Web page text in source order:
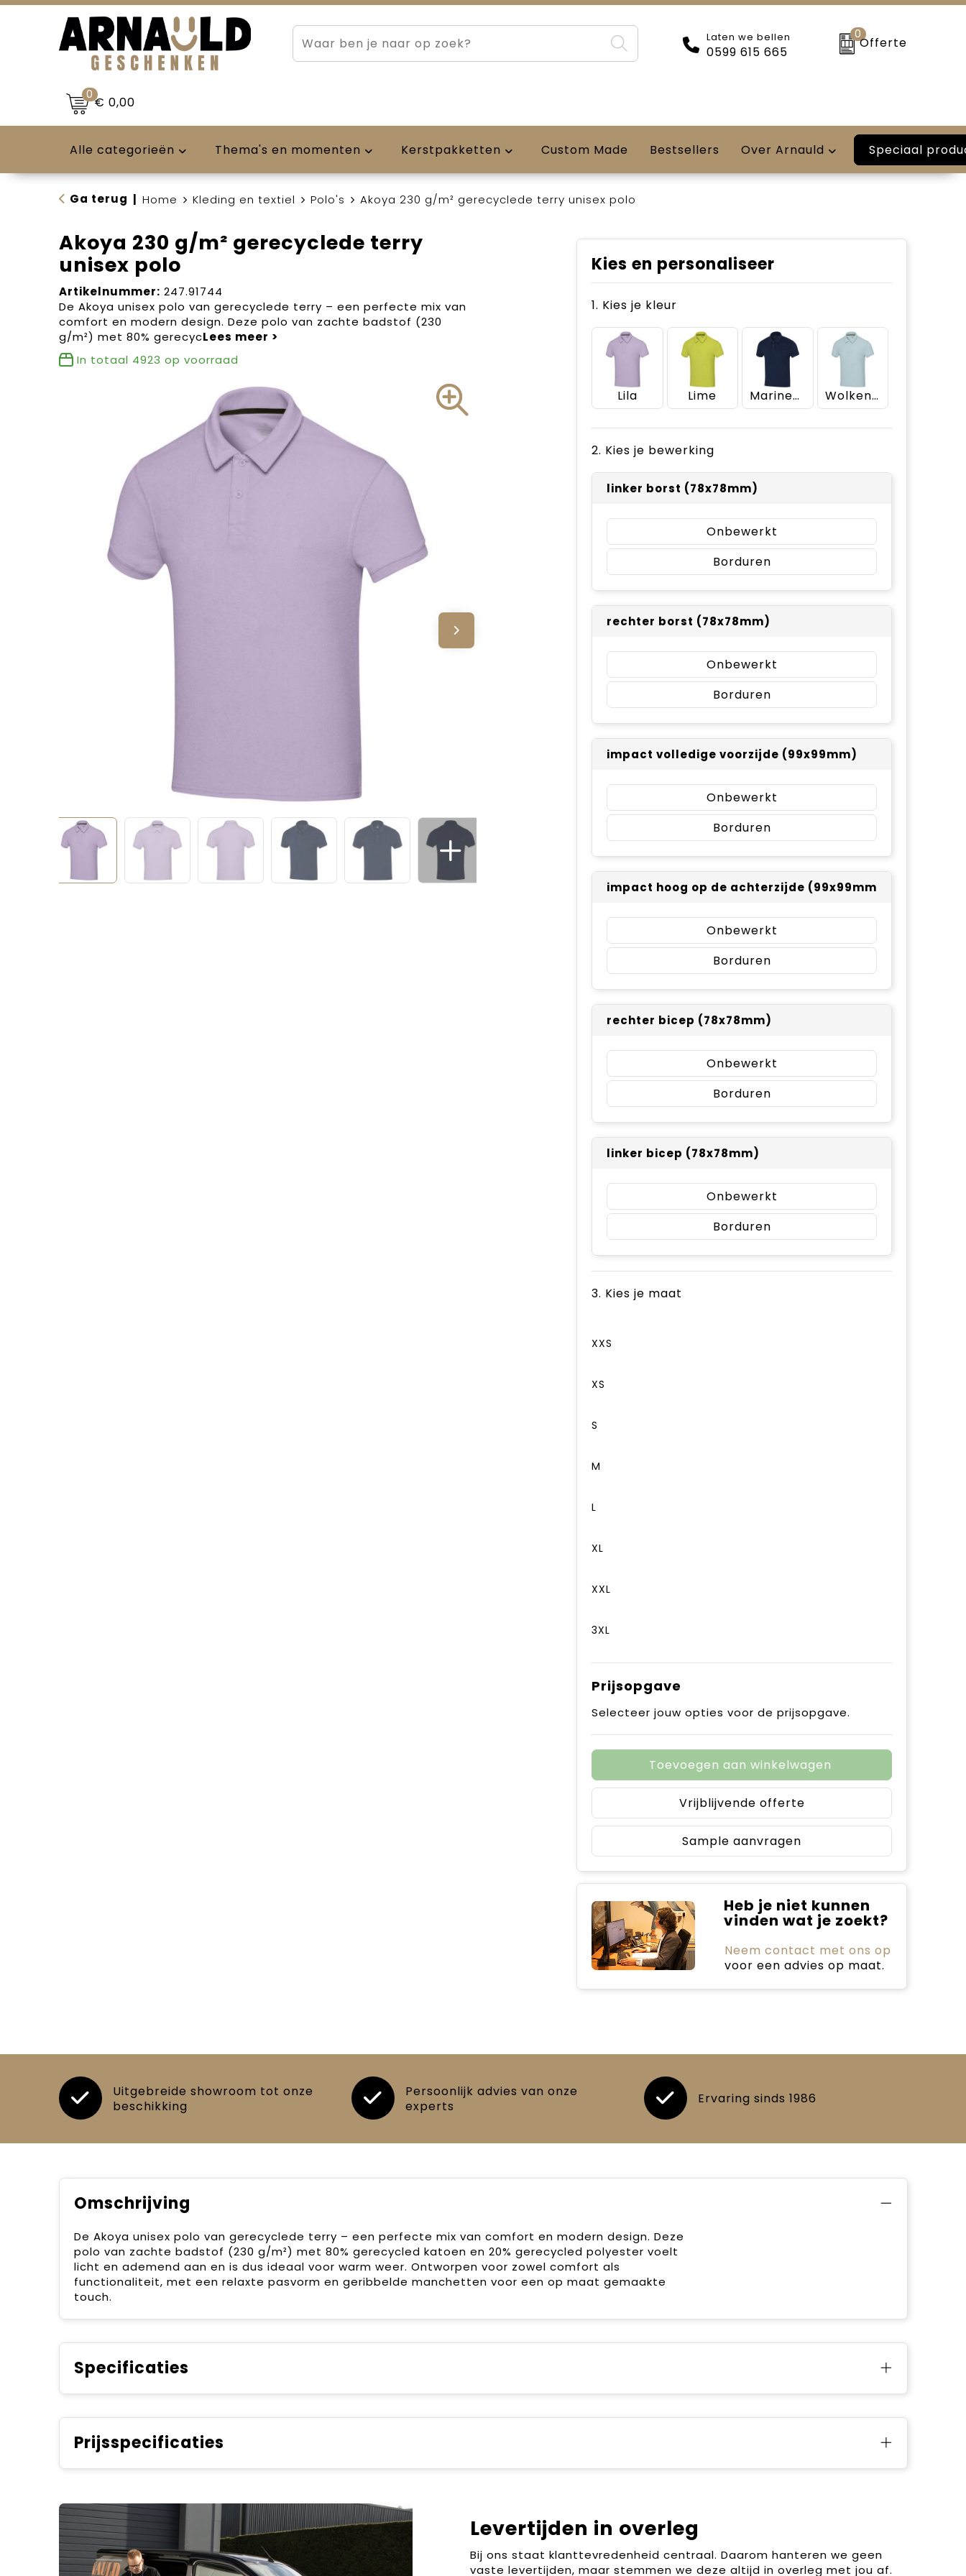
Laten we bellen
0599 615 665
0
Offerte
0€ 0,00
Alle categorieën Thema's en momenten Kerstpakketten Custom Made Bestsellers Over Arnauld Speciaal
Ga terug Home Kleding en textiel Polo's Akoya 230 g/m² gerecyclede terry unisex polo
Akoya 230 g/m² gerecyclede terry
unisex polo
Artikelnummer: 247.91744
De Akoya unisex polo van gerecyclede terry – een perfecte mix van
comfort en modern design. Deze polo van zachte badstof (230
g/m²) met 80% gerecyc
In totaal 4923 op voorraad
Kies en personaliseer
1. Kies je kleur
Lila Lime Marineblauw Wolkenblauw
2. Kies je bewerking
linker borst (78x78mm)
Onbewerkt
Borduren
rechter borst (78x78mm)
Onbewerkt
Borduren
impact volledige voorzijde (99x99mm)
Onbewerkt
Borduren
impact hoog op de achterzijde (99x99mm)
Onbewerkt
Borduren
rechter bicep (78x78mm)
Onbewerkt
Borduren
linker bicep (78x78mm)
Onbewerkt
Borduren
3. Kies je maat
XXS
XS
S
M
L
XL
XXL
3XL
Prijsopgave
Selecteer jouw opties voor de prijsopgave.
Toevoegen aan winkelwagen
Vrijblijvende offerte
Sample aanvragen
Heb je niet kunnen
vinden wat je zoekt?
Neem contact met ons op
voor een advies op maat.
Uitgebreide showroom tot onze
beschikking
Persoonlijk advies van onze
experts
Ervaring sinds 1986
Omschrijving
De Akoya unisex polo van gerecyclede terry – een perfecte mix van comfort en modern design. Deze
polo van zachte badstof (230 g/m²) met 80% gerecycled katoen en 20% gerecycled polyester voelt
licht en ademend aan en is dus ideaal voor warm weer. Ontworpen voor zowel comfort als
functionaliteit, met een relaxte pasvorm en geribbelde manchetten voor een op maat gemaakte
touch.
Specificaties
Prijsspecificaties
Levertijden in overleg
Bij ons staat klanttevredenheid centraal. Daarom hanteren we geen
vaste levertijden, maar stemmen we deze altijd in overleg met jou af.